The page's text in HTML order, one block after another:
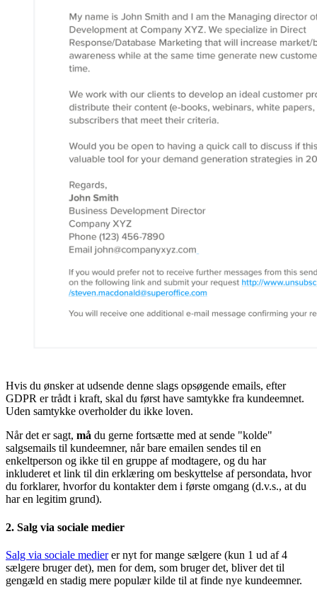
Hvis du ønsker at udsende denne slags opsøgende emails, efter
GDPR er trådt i kraft, skal du først have samtykke fra kundeemnet.
Uden samtykke overholder du ikke loven.
Når det er sagt, må du gerne fortsætte med at sende "kolde"
salgsemails til kundeemner, når bare emailen sendes til en
enkeltperson og ikke til en gruppe af modtagere, og du har
inkluderet et link til din erklæring om beskyttelse af persondata, hvor
du forklarer, hvorfor du kontakter dem i første omgang (d.v.s., at du
har en legitim grund).
2. Salg via sociale medier
Salg via sociale medierer nyt for mange sælgere (kun 1 ud af 4
sælgere bruger det), men for dem, som bruger det, bliver det til
gengæld en stadig mere populær kilde til at finde nye kundeemner.